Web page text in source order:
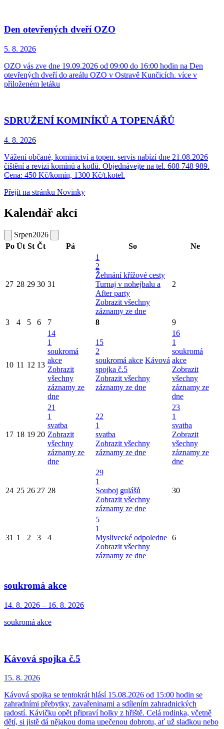
Den otevřených dveří OZO
5. 8. 2026
OZO vás zve dne 19.09.2026 od 09:00 do 16:00 hodin na Den
otevřených dveří do areálu OZO v Ostravě Kunčicích. více v
přiloženém letáku
SDRUŽENÍ KOMINÍKŮ A TOPENÁŘŮ
4. 8. 2026
Vážení občané, kominictví a topen. servis nabízí dne 21.08.2026
čištění a revizi komínů a kotlů. Objednávejte na tel. 608 748 989.
Cena: 450 Kč/komín, 1300 Kč/t.kotel.
Přejít na stránku Novinky
Kalendář akcí
Srpen2026
Po Út St Čt Pá So Ne
27 28 29 30 31
1
2
Žehnání křížové cesty
Turnaj v nohejbalu a
After party
Zobrazit všechny
záznamy ze dne
2
3 4 5 6 7 8 9
10 11 12 13
14
1
soukromá
akce
Zobrazit
všechny
záznamy ze
dne
15
2
soukromá akce Kávová
spojka č.5
Zobrazit všechny
záznamy ze dne
16
1
soukromá
akce
Zobrazit
všechny
záznamy ze
dne
17 18 19 20
21
1
svatba
Zobrazit
všechny
záznamy ze
dne
22
1
svatba
Zobrazit všechny
záznamy ze dne
23
1
svatba
Zobrazit
všechny
záznamy ze
dne
24 25 26 27 28
29
1
Souboj gulášů
Zobrazit všechny
záznamy ze dne
30
31 1 2 3 4
5
1
Myslivecké odpoledne
Zobrazit všechny
záznamy ze dne
6
soukromá akce
14. 8. 2026 – 16. 8. 2026
soukromá akce
Kávová spojka č.5
15. 8. 2026
Kávová spojka se tentokrát hlásí 15.08.2026 od 15:00 hodin se
zahradními přebytky, zavařeninami a sdílením zahradnických
radostí. Kávičku opět připraví holky z hřiště. Celá rodinka, včetně
dětí, si jistě dá nějakou doma upečenou dobrotu, ať už sladkou nebo